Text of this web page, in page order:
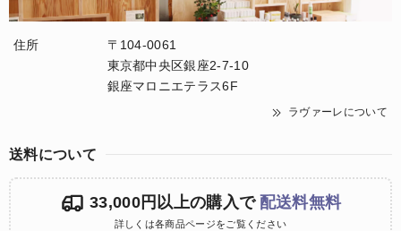
住所
〒104-0061
東京都中央区銀座2-7-10
銀座マロニエテラス6F
ラヴァーレについて
送料について
33,000円以上の購入で 配送料無料
詳しくは各商品ページをご覧ください